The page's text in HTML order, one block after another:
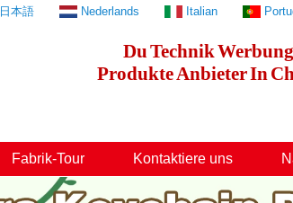
DuTechnikWerbung
ProdukteAnbieterIn
日本語 Nederlands Italian
Fabrik-Tour Kontaktiere uns